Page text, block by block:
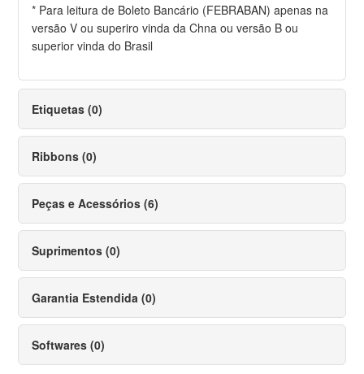
* Para leitura de Boleto Bancário (FEBRABAN) apenas na
versão V ou superiro vinda da Chna ou versão B ou
superior vinda do Brasil
Etiquetas (0)
Ribbons (0)
Peças e Acessórios (6)
Suprimentos (0)
Garantia Estendida (0)
Softwares (0)